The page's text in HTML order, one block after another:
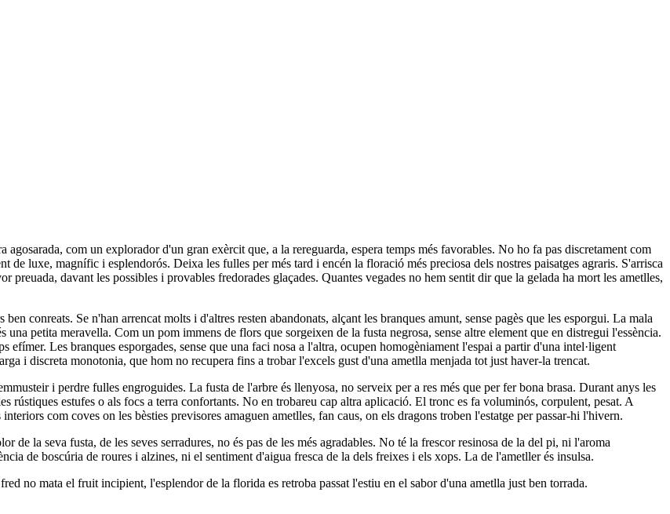
com un explorador d'un gran exèrcit que, a la rereguarda, espera temps més favorables. No ho fa pas discretament com
de luxe, magnífic i esplendorós. Deixa les fulles per més tard i encén la floració més preciosa dels nostres paisatges agraris. S'arrisca
davant les possibles i provables fredorades glaçades. Quantes vegades no hem sentit dir que la gelada ha mort les ametlles,
conreats. Se n'han arrencat molts i d'altres resten abandonats, alçant les branques amunt, sense pagès que les esporgui. La mala
petita meravella. Com un pom immens de flors que sorgeixen de la fusta negrosa, sense altre element que en distregui l'essència.
Les branques esporgades, sense que una faci nosa a l'altra, ocupen homogèniament l'espai a partir d'una intel·ligent
i discreta monotonia, que hom no recupera fins a trobar l'excels gust d'una ametlla menjada tot just haver-la trencat.
i perdre fulles engroguides. La fusta de l'arbre és llenyosa, no serveix per a res més que per fer bona brasa. Durant anys les
rústiques estufes o als focs a terra confortants. No en trobareu cap altra aplicació. El tronc es fa voluminós, corpulent, pesat. A
com coves on les bèsties previsores amaguen ametlles, fan caus, on els dragons troben l'estatge per passar-hi l'hivern.
de la seva fusta, de les seves serradures, no és pas de les més agradables. No té la frescor resinosa de la del pi, ni l'aroma
de boscúria de roures i alzines, ni el sentiment d'aigua fresca de la dels freixes i els xops. La de l'ametller és insulsa.
no mata el fruit incipient, l'esplendor de la florida es retroba passat l'estiu en el sabor d'una ametlla just ben torrada.